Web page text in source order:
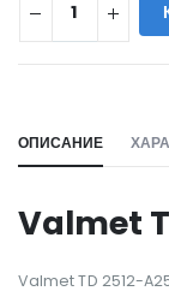
ОПИСАНИЕ
Valmet
Valmet TD 2512-